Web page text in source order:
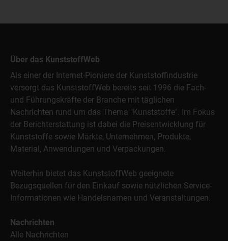
Über das KunststoffWeb
Als einer der Internet-Pioniere der Kunststoffindustrie
versorgt das KunststoffWeb bereits seit 1996 die Fach-
und Führungskräfte der Branche mit täglichen
Nachrichten rund um das Thema "Kunststoffe". Im Fokus
der Berichterstattung ist dabei die Preisentwicklung für
Kunststoffe sowie Märkte, Unternehmen, Produkte,
Material, Anwendungen und Verpackungen.
Weiterhin bietet das KunststoffWeb geeignete
Bezugsquellen für den Einkauf sowie nützlichen Service-
Informationen wie Handelsnamen und Veranstaltungen.
Nachrichten
Alle Nachrichten